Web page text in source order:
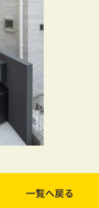
リノベーション
土地からお探し
画についてのご
ショールーム
お知らせ
一覧へ戻る